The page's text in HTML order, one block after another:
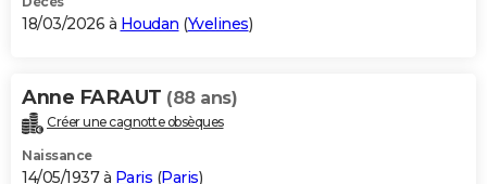
18/03/2026 à Houdan (Yvelines)
Anne FARAUT (88 ans)
Créer une cagnotte obsèques
Naissance
14/05/1937 à Paris (Paris)